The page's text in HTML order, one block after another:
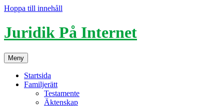
Hoppa till innehåll
Juridik På Internet
Meny
Startsida
Familjerätt
Testamente
Äktenskap